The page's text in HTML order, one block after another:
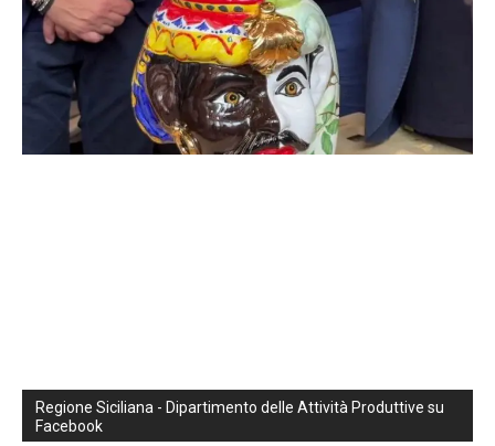
Regione Siciliana - Dipartimento delle Attività Produttive su
Facebook